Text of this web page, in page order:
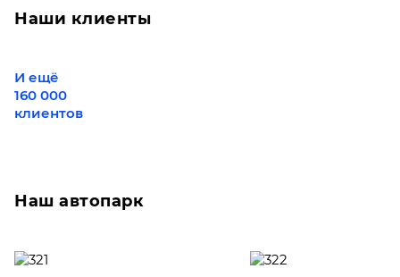
Наши клиенты
И ещё
160 000
клиентов
Наш автопарк